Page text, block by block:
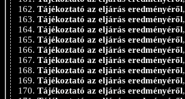
Tájékoztató az eljárás eredményéről,
Tájékoztató az eljárás eredményéről,
Tájékoztató az eljárás eredményéről,
Tájékoztató az eljárás eredményéről,
Tájékoztató az eljárás eredményéről,
Tájékoztató az eljárás eredményéről,
Tájékoztató az eljárás eredményéről,
Tájékoztató az eljárás eredményéről,
Tájékoztató az eljárás eredményéről,